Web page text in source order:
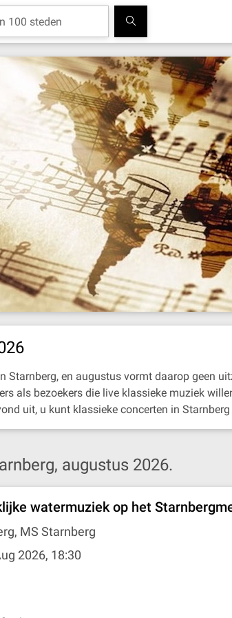
Starnberg, en augustus vormt daarop geen
als bezoekers die live klassieke muziek
uit, u kunt klassieke concerten in
augustus 2026.
watermuziek op het
MS Starnberg
2026, 18:30